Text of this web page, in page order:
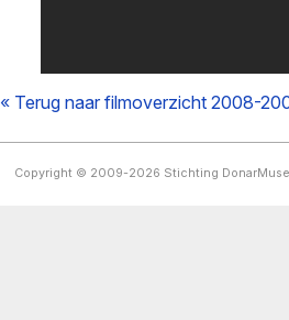
« Terug naar filmoverzicht 2008-
Copyright © 2009-2026 Stichting